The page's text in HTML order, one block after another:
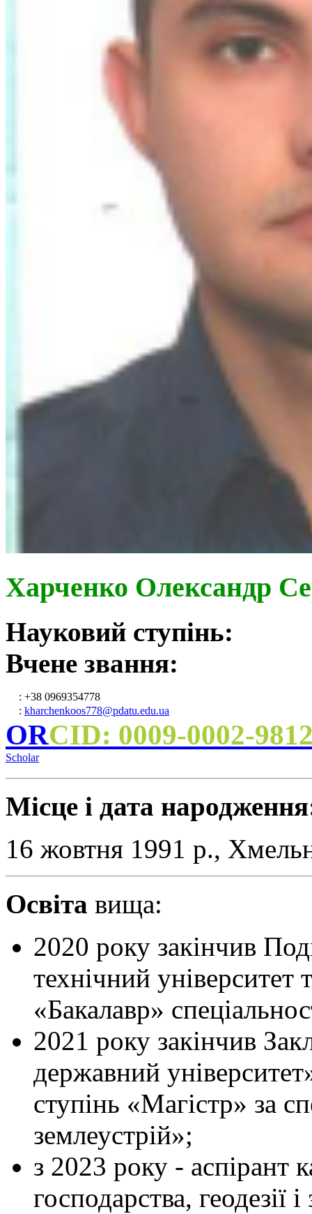
Харченко Олександр
Науковий ступінь:
Вчене звання:
: +38 0969354778
: kharchenkoos778@pdatu.edu.ua
ORCID: 0009-0002-
Scholar
Місце і дата
16 жовтня 1991 р.,
Освіта вища:
2020 року закінчив
технічний університет
«Бакалавр»
2021 року закінчив
державний
ступінь «Магістр» за
землеустрій»;
з 2023 року - аспірант
господарства, геодезії